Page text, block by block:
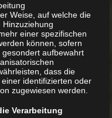
–
Weise, auf welche die
einer spezifischen
können, sofern
aufbewahrt
dass die
identifizierten oder
zugewiesen werden.
Verarbeitung